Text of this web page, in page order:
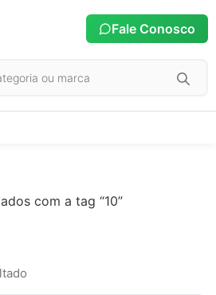
Fale Conosco
com a tag “10”